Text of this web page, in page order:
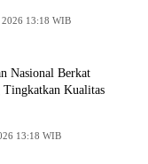
Minggu, 2 Agu 2026 13:18 WIB
Nasional Berkat
Kualitas
Sabtu, 1 Agu 2026 13:18 WIB